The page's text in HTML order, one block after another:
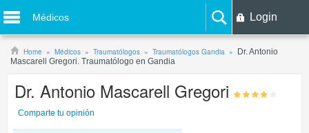
Médicos Login
Home Médicos Traumatólogos Traumatólogos Gandia
Dr. Antonio
Mascarell Gregori. Traumatólogo en Gandia
Dr. Antonio Mascarell Gregori
Comparte tu opinión